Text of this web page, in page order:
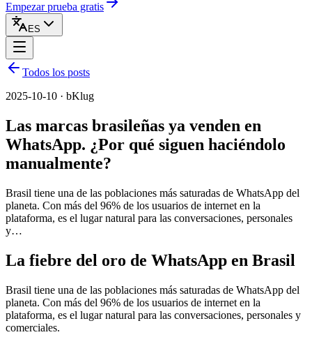
Empezar prueba gratis
ES
Todos los posts
2025-10-10 · bKlug
Las marcas brasileñas ya venden en
WhatsApp. ¿Por qué siguen haciéndolo
manualmente?
Brasil tiene una de las poblaciones más saturadas de WhatsApp del
planeta. Con más del 96% de los usuarios de internet en la
plataforma, es el lugar natural para las conversaciones, personales
y…
La fiebre del oro de WhatsApp en Brasil
Brasil tiene una de las poblaciones más saturadas de WhatsApp del
planeta. Con más del 96% de los usuarios de internet en la
plataforma, es el lugar natural para las conversaciones, personales y
comerciales.